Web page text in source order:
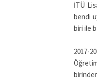
İTÜ
bendi
biri ile
2017-